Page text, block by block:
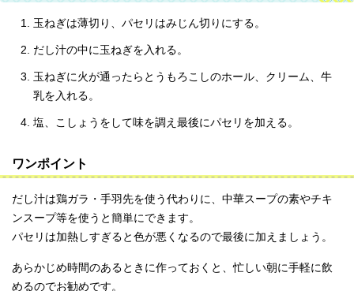
玉ねぎは薄切り、パセリはみじん切りにする。
だし汁の中に玉ねぎを入れる。
玉ねぎに火が通ったらとうもろこしのホール、クリーム、牛
乳を入れる。
塩、こしょうをして味を調え最後にパセリを加える。
ワンポイント
だし汁は鶏ガラ・手羽先を使う代わりに、中華スープの素やチキ
ンスープ等を使うと簡単にできます。
パセリは加熱しすぎると色が悪くなるので最後に加えましょう。
あらかじめ時間のあるときに作っておくと、忙しい朝に手軽に飲
めるのでお勧めです。